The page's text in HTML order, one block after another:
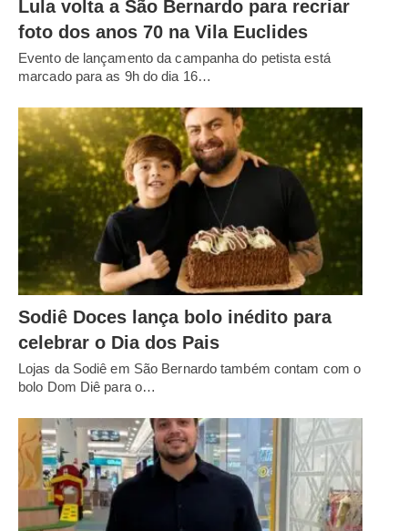
Lula volta a São Bernardo para recriar
foto dos anos 70 na Vila Euclides
Evento de lançamento da campanha do petista está
marcado para as 9h do dia 16…
Sodiê Doces lança bolo inédito para
celebrar o Dia dos Pais
Lojas da Sodiê em São Bernardo também contam com o
bolo Dom Diê para o…